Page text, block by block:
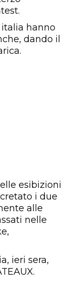
hanno
dando il
esibizioni
i due
alle
nelle
ieri sera,